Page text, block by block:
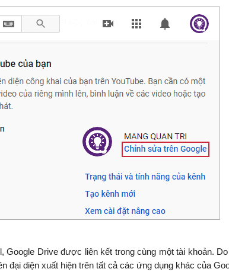
Drive được liên kết trong cùng một tài khoản.
đại diện xuất hiện trên tất cả các ứng dụng khác của